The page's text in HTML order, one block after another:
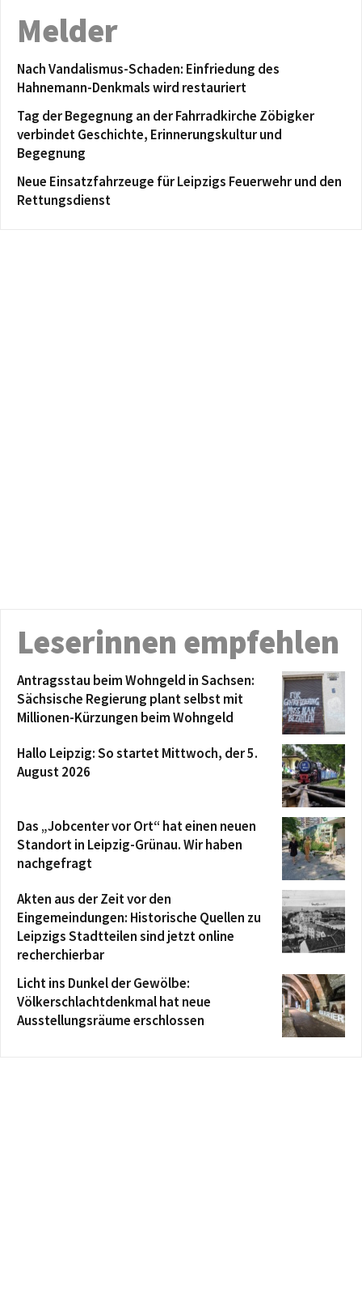
Melder
Nach Vandalismus-Schaden: Einfriedung des
Hahnemann-Denkmals wird restauriert
Tag der Begegnung an der Fahrradkirche Zöbigker
verbindet Geschichte, Erinnerungskultur und
Begegnung
Neue Einsatzfahrzeuge für Leipzigs Feuerwehr und den
Rettungsdienst
Leserinnen empfehlen
Antragsstau beim Wohngeld in Sachsen:
Sächsische Regierung plant selbst mit
Millionen-Kürzungen beim Wohngeld
Hallo Leipzig: So startet Mittwoch, der 5.
August 2026
Das „Jobcenter vor Ort“ hat einen neuen
Standort in Leipzig-Grünau. Wir haben
nachgefragt
Akten aus der Zeit vor den
Eingemeindungen: Historische Quellen zu
Leipzigs Stadtteilen sind jetzt online
recherchierbar
Licht ins Dunkel der Gewölbe:
Völkerschlachtdenkmal hat neue
Ausstellungsräume erschlossen